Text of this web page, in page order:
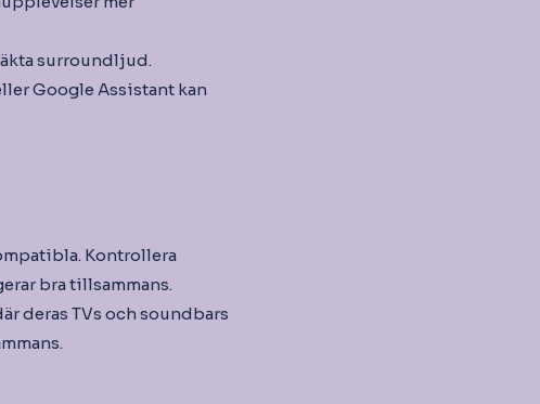
surroundljud.
Google Assistant kan
Kontrollera
bra tillsammans.
deras TVs och soundbars